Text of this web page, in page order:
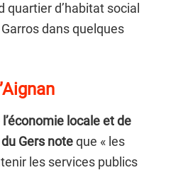
quartier d’habitat social
dans quelques
locale et de
Gers noteque « les
les services publics